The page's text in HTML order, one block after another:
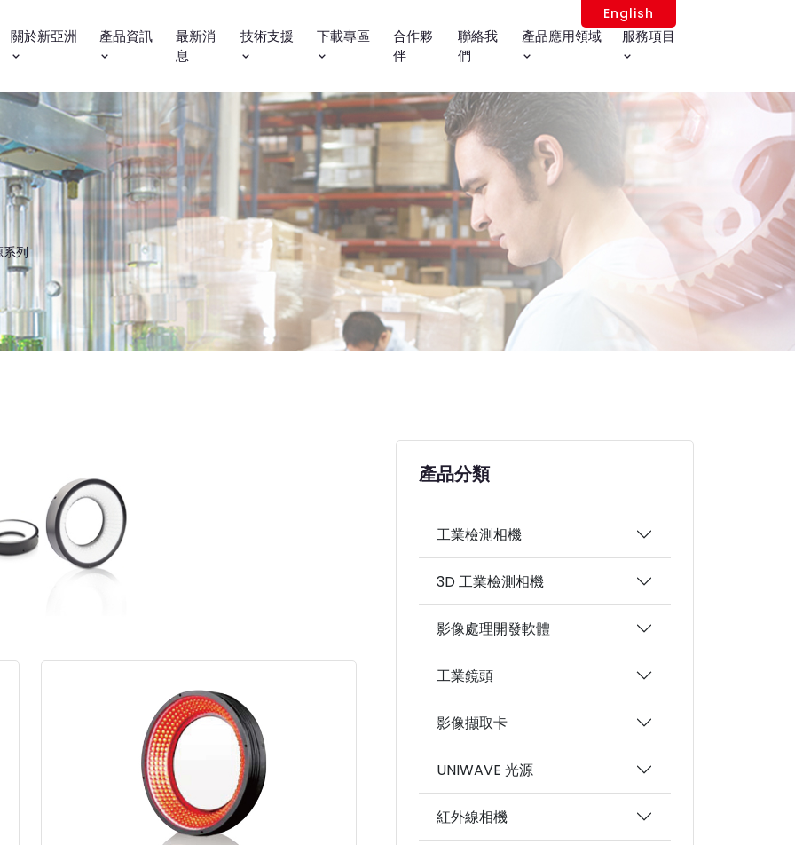
關於新亞洲 產品資訊
最新消
息
技術支援 下載專區
合作夥
伴
聯絡我
們
產品應用領域 服務項目
English
系列
產品分類
工業檢測相機
3D 工業檢測相機
影像處理開發軟體
工業鏡頭
影像擷取卡
UNIWAVE 光源
紅外線相機